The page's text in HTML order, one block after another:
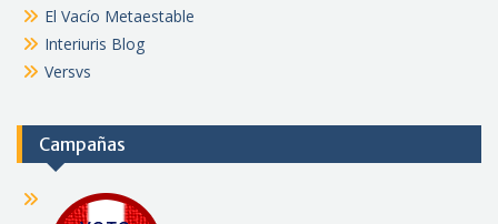
El Vacío Metaestable
Interiuris Blog
Versvs
Campañas